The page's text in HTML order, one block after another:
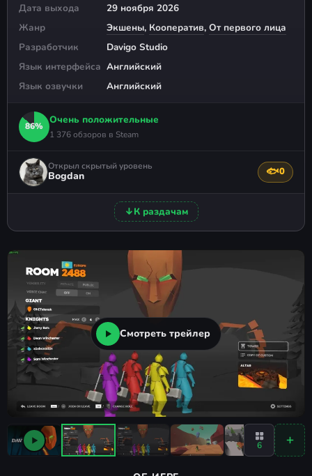
Дата выхода
29 ноября 2026
Жанр
Экшены, Кооператив, От первого лица
Разработчик
Davigo Studio
Язык интерфейса Английский
Язык озвучки
Английский
86%
Очень положительные
1 376 обзоров в Steam
Открыл скрытый уровень
Bogdan 🐟0
↓К раздачам
Смотреть трейлер
6